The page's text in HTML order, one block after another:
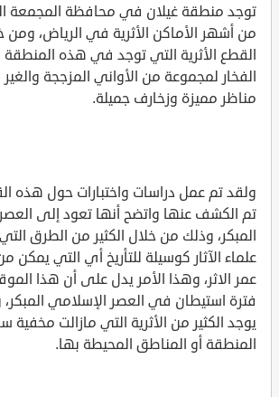
توجد منطقة غيلان في محافظة المجمعة
من أشهر الأماكن الأثرية في الرياض،
القطع الأثرية التي توجد في هذه
الفخار لمجموعة من الأواني المزججة
مناظر مميزة وزخارف جميلة.
ولقد تم عمل دراسات واختبارات حول هذه
تم الكشف عنها واتضح أنها تعود إلى
المبكر، وذلك من خلال الكثير من الطرق
علماء الآثار كوسيلة للتأريخ أي التي يمكن
عمر الاثر، وهذا الأمر يدل على أن هذا
فترة استيطان في العصر الإسلامي المبكر،
يوجد الكثير من الأثرية التي مازالت
المنطقة أو المناطق المحيطة بها.